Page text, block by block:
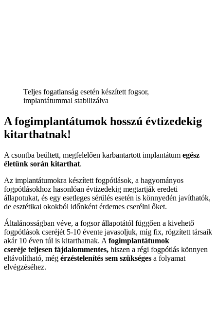
Teljes fogatlanság esetén készített fogsor,
implantátummal stabilizálva
A fogimplantátumok hosszú évtizedekig
kitarthatnak!
A csontba beültett, megfelelően karbantartott implantátum egész
életünk során kitarthat.
Az implantátumokra készített fogpótlások, a hagyományos
fogpótlásokhoz hasonlóan évtizedekig megtartják eredeti
állapotukat, és egy esetleges sérülés esetén is könnyedén javíthatók,
de esztétikai okokból időnként érdemes cserélni őket.
Általánosságban véve, a fogsor állapotától függően a kivehető
fogpótlások cseréjét 5-10 évente javasoljuk, míg fix, rögzített társaik
akár 10 éven túl is kitarthatnak. A fogimplantátumok
cseréje teljesen fájdalommentes, hiszen a régi fogpótlás könnyen
eltávolítható, még érzéstelenítés sem szükséges a folyamat
elvégzéséhez.